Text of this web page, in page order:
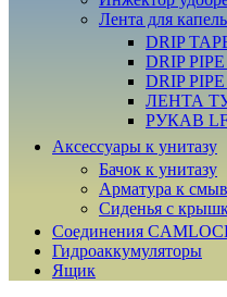
Лента для
DRIP
DRIP
DRIP
ЛЕНТА
РУКАВ
Аксессуары к унитазу
Бачок к унитазу
Арматура к
Сиденья с
Соединения
Гидроаккумуляторы
Ящик